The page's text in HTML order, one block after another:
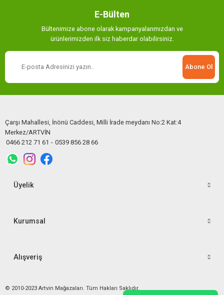
E-Bülten
Bültenimize abone olarak kampanyalarımızdan ve
ürünlerimizden ilk siz haberdar olabilirsiniz.
Abone Ol
Çarşı Mahallesi, İnönü Caddesi, Milli İrade meydanı No:2 Kat:4
Merkez/ARTVİN
0466 212 71 61 - 0539 856 28 66
Üyelik
Kurumsal
Alışveriş
© 2010-2023 Artvin Mağazaları. Tüm Hakları Saklıdır.